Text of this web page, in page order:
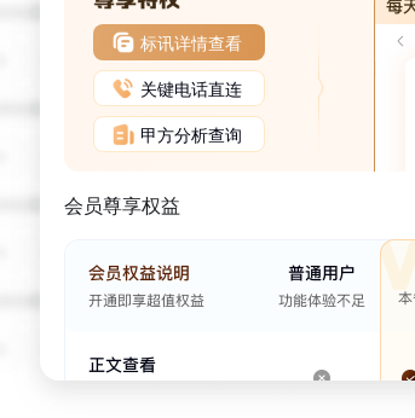
标讯详情查看
关键电话直连
甲方分析查询
会员尊享权益